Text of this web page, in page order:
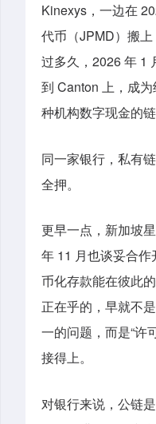
Kinexys，一边在
代币（JPMD）搬
过多久，2026 年 1
到 Canton 上，成
种机构数字现金的链
同一家银行，私有
全押。
更早一点，新加坡
年 11 月也谈妥合
币化存款能在彼此
正在乎的，早就不
一的问题，而是“许
接得上。
对银行来说，公链